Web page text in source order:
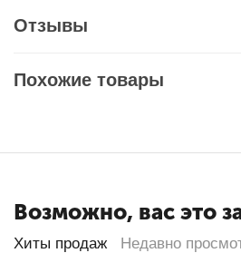
Отзывы
Похожие товары
Возможно, вас это
Хиты продаж Недавно